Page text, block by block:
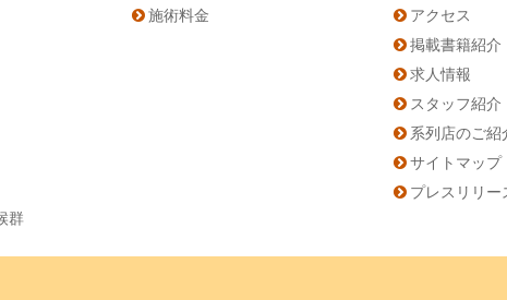
群
施術料金
アクセス
掲載書籍紹介
求人情報
スタッフ紹介
系列店のご紹
サイトマップ
プレスリリー